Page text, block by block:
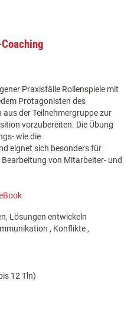
Praxisfälle Rollenspiele mit
Protagonisten des
aus der Teilnehmergruppe zur
vorzubereiten. Die Übung
wie die
eignet sich besonders für
von Mitarbeiter- und
Lösungen entwickeln
, Konflikte ,
12 Tln)